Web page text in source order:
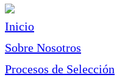
Inicio
Sobre Nosotros
Procesos de Selección